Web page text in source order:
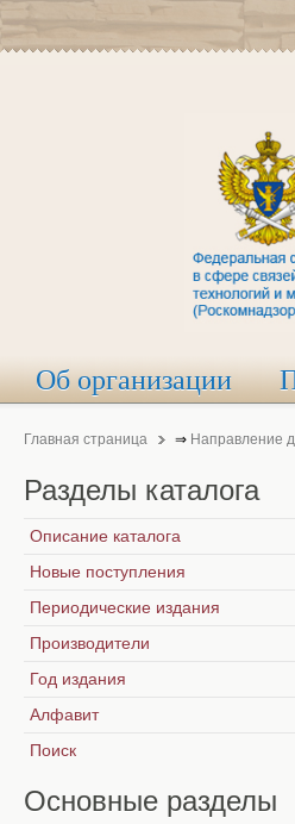
Об организации
Главная страница ⇒ Направление
Разделы каталога
Описание каталога
Новые поступления
Периодические издания
Производители
Год издания
Алфавит
Поиск
Основные разделы